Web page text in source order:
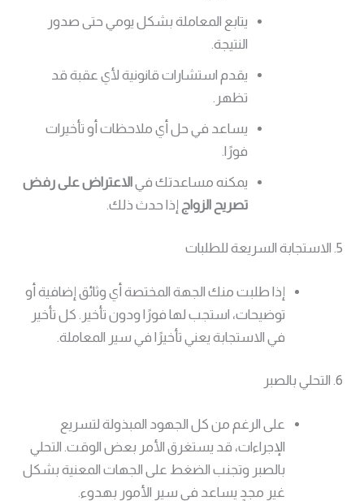
يتابع المعاملة بشكل يومي حتى صدور
النتيجة.
يقدم استشارات قانونية لأي عقبة قد
تظهر.
يساعد في حل أي ملاحظات أو تأخيرات
فورًا.
يمكنه مساعدتك فيالاعتراض على رفض
تصريح الزواج إذا حدث ذلك.
5. الاستجابة السريعة للطلبات
إذا طلبت منك الجهة المختصة أي وثائق إضافية أو
توضيحات، استجب لها فورًا ودون تأخير. كل تأخير
في الاستجابة يعني تأخيرًا في سير المعاملة.
6. التحلي بالصبر
على الرغم من كل الجهود المبذولة لتسريع
الإجراءات، قد يستغرق الأمر بعض الوقت. التحلي
بالصبر وتجنب الضغط على الجهات المعنية بشكل
غير مجدٍ يساعد في سير الأمور بهدوء.